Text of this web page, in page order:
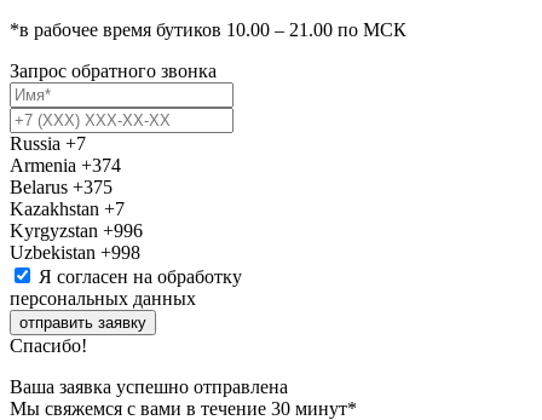
*в рабочее время бутиков 10.00 – 21.00 по МСК
Запрос обратного звонка
Russia +7
Armenia +374
Belarus +375
Kazakhstan +7
Kyrgyzstan +996
Uzbekistan +998
Я согласен на обработку
персональных данных
отправить заявку
Спасибо!
Ваша заявка успешно отправлена
Мы свяжемся с вами в течение 30 минут*